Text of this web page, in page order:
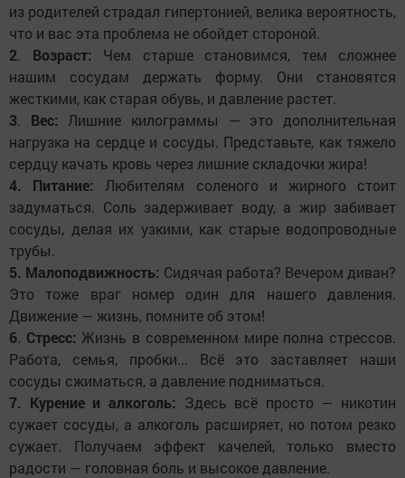
из родителей страдал гипертонией, велика вероятность,
что и вас эта проблема не обойдет стороной.
2. Возраст: Чем старше становимся, тем сложнее
нашим сосудам держать форму. Они становятся
жесткими, как старая обувь, и давление растет.
3. Вес: Лишние килограммы — это дополнительная
нагрузка на сердце и сосуды. Представьте, как тяжело
сердцу качать кровь через лишние складочки жира!
4.
Питание: Любителям соленого и жирного стоит
задуматься. Соль задерживает воду, а жир забивает
сосуды, делая их узкими, как старые водопроводные
трубы.
5. Малоподвижность: Сидячая работа? Вечером диван?
Это тоже враг номер один для нашего давления.
Движение — жизнь, помните об этом!
6. Стресс: Жизнь в современном мире полна стрессов.
Работа, семья, пробки... Всё это заставляет наши
сосуды сжиматься, а давление подниматься.
7. Курение и алкоголь: Здесь всё просто — никотин
сужает сосуды, а алкоголь расширяет, но потом резко
сужает. Получаем эффект качелей, только вместо
радости — головная боль и высокое давление.